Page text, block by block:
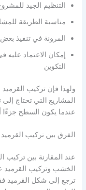
التنظيم الجيد
مناسبة الطريقة
المرونة في تنفيذ
إمكان الاعتماد
التكوين
ولهذا فإن تركيب
المشاريع التي تحتاج
عندما يكون السطح جزءًا
الفرق بين تركيب
عند المقارنة بين تركيب
الخشب وتركيب القرميد
ترجع إلى شكل القرميد